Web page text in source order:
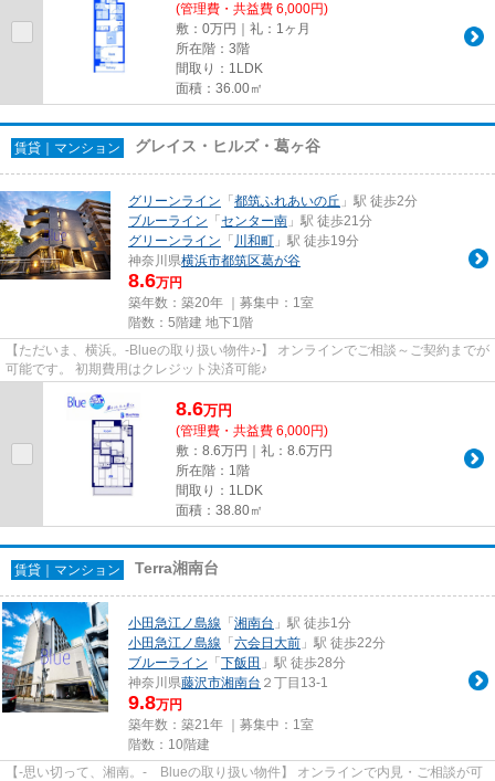
(管理費・共益費 6,000円)
敷：0万円｜礼：1ヶ月
所在階：3階
間取り：1LDK
面積：36.00㎡
賃貸｜マンション グレイス・ヒルズ・葛ヶ谷
グリーンライン 「 都筑ふれあいの丘 」駅 徒歩2分
ブルーライン 「 センター南 」駅 徒歩21分
グリーンライン 「 川和町 」駅 徒歩19分
神奈川県横浜市都筑区葛が谷
8.6万円
築年数：築20年 ｜募集中： 1室
階数：5階建 地下1階
【ただいま、横浜。-Blueの取り扱い物件♪-】 オンラインでご相談～ご契約までが
可能です。 初期費用はクレジット決済可能♪
8.6万円
(管理費・共益費 6,000円)
敷：8.6万円｜礼：8.6万円
所在階：1階
間取り：1LDK
面積：38.80㎡
賃貸｜マンション Terra湘南台
小田急江ノ島線 「 湘南台 」駅 徒歩1分
小田急江ノ島線 「 六会日大前 」駅 徒歩22分
ブルーライン 「 下飯田 」駅 徒歩28分
神奈川県藤沢市湘南台 ２丁目13-1
9.8万円
築年数：築21年 ｜募集中： 1室
階数：10階建
【-思い切って、湘南。- Blueの取り扱い物件】 オンラインで内見・ご相談が可